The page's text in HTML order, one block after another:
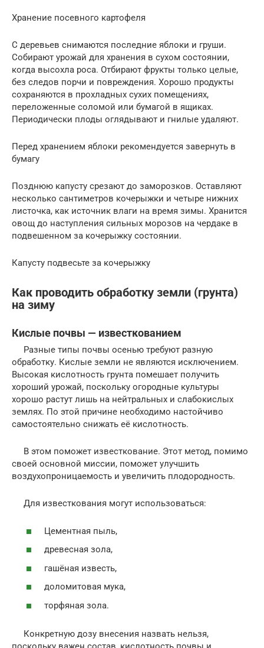
Хранение посевного картофеля
С деревьев снимаются последние яблоки и груши.
Собирают урожай для хранения в сухом состоянии,
когда высохла роса. Отбирают фрукты только целые,
без следов порчи и повреждения. Хорошо продукты
сохраняются в прохладных сухих помещениях,
переложенные соломой или бумагой в ящиках.
Периодически плоды оглядывают и гнилые удаляют.
Перед хранением яблоки рекомендуется завернуть в
бумагу
Позднюю капусту срезают до заморозков. Оставляют
несколько сантиметров кочерыжки и четыре нижних
листочка, как источник влаги на время зимы. Хранится
овощ до наступления сильных морозов на чердаке в
подвешенном за кочерыжку состоянии.
Капусту подвесьте за кочерыжку
Как проводить обработку земли (грунта)
на зиму
Кислые почвы — известкованием
Разные типы почвы осенью требуют разную
обработку. Кислые земли не являются исключением.
Высокая кислотность грунта помешает получить
хороший урожай, поскольку огородные культуры
хорошо растут лишь на нейтральных и слабокислых
землях. По этой причине необходимо настойчиво
самостоятельно снижать её кислотность.
В этом поможет известкование. Этот метод, помимо
своей основной миссии, поможет улучшить
воздухопроницаемость и увеличить плодородность.
Для известкования могут использоваться:
Цементная пыль,
древесная зола,
гашёная известь,
доломитовая мука,
торфяная зола.
Конкретную дозу внесения назвать нельзя,